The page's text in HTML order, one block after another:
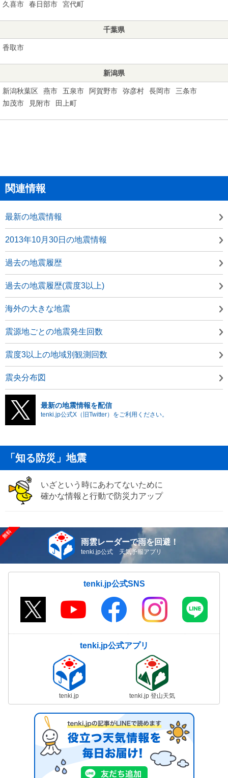
久喜市 春日部市 宮代町
千葉県
香取市
新潟県
新潟秋葉区 燕市 五泉市 阿賀野市 弥彦村 長岡市
三条市
加茂市
見附市 田上町
関連情報
最新の地震情報
2013年10月30日の地震情報
過去の地震履歴
過去の地震履歴(震度3以上)
海外の大きな地震
震源地ごとの地震発生回数
震度3以上の地域別観測回数
震央分布図
最新の地震情報を配信
tenki.jp公式X（旧Twitter）をご利用ください。
「知る防災」地震
いざという時にあわてないために
確かな情報と行動で防災力アップ
雨雲レーダーで雨を回避！
tenki.jp公式 天気予報アプリ
tenki.jp公式SNS
tenki.jp公式アプリ
tenki.jp tenki.jp 登山天気